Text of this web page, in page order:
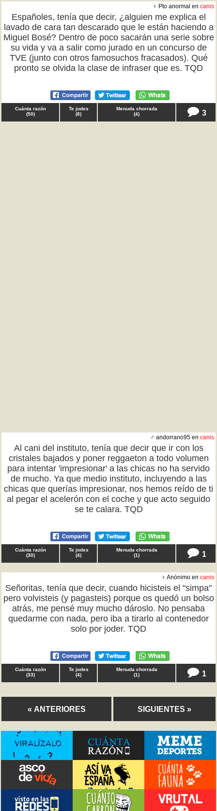
♀ Pto anormal en canis
Españoles, tenía que decir, ¿alguien me explica el
lavado de cara tan descarado que le están haciendo a
Miguel Bosé? Dentro de poco sacarán una serie sobre
su vida y va a salir como jurado en un concurso de
TVE (junto con otros famosuchos fracasados). Qué
pronto se olvida la clase de infraser que es. TQD
Cuánta razón
(50)
Te jodes
(8)
Menuda chorrada
(4) 3
♂ andorrano95 en canis
Al cani del instituto, tenía que decir que ir con los
cristales bajados y poner reggaeton a todo volumen
para intentar 'impresionar' a las chicas no ha servido
de mucho. Ya que medio instituto, incluyendo a las
chicas que querías impresionar, nos hemos reído de ti
al pegar el acelerón con el coche y que acto seguido
se te calara. TQD
Cuánta razón
(30)
Te jodes
(4)
Menuda chorrada
(1) 1
♀ Anónimo en canis
Señoritas, tenía que decir, cuando hicisteis el "simpa"
pero volvisteis (y pagasteis) porque os quedó un bolso
atrás, me pensé muy mucho dároslo. No pensaba
quedarme con nada, pero iba a tirarlo al contenedor
solo por joder. TQD
Cuánta razón
(33)
Te jodes
(4)
Menuda chorrada
(1) 1
« ANTERIORES SIGUIENTES »